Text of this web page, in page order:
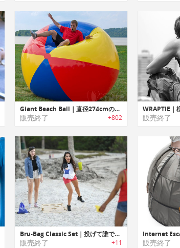
Giant Beach Ball｜直径274cmのジャイアントビーチボール
販売終了 +802 販売終了
Bru-Bag Classic Set｜投げて誰でも簡単に楽しめるヤードゲームボード「ブルーバッグ」
販売終了 +11 販売終了